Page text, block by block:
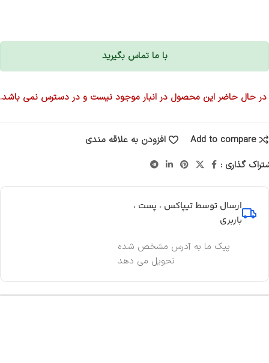
با ما تماس بگیرید
در حال حاضر این محصول در انبار موجود نیست و در دسترس نمی باشد.
Add to compare
افزودن به علاقه مندی
گذاری :
ارسال توسط تیپاکس ، پست ،
باربری
پیک ما به آدرس مشخص شده
تحویل می دهد